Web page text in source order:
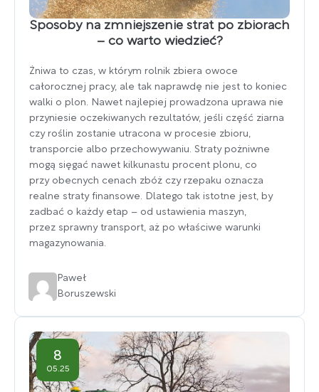
Sposoby na zmniejszenie strat po zbiorach
– co warto wiedzieć?
Żniwa to czas, w którym rolnik zbiera owoce
całorocznej pracy, ale tak naprawdę nie jest to koniec
walki o plon. Nawet najlepiej prowadzona uprawa nie
przyniesie oczekiwanych rezultatów, jeśli część ziarna
czy roślin zostanie utracona w procesie zbioru,
transporcie albo przechowywaniu. Straty pożniwne
mogą sięgać nawet kilkunastu procent plonu, co
przy obecnych cenach zbóż czy rzepaku oznacza
realne straty finansowe. Dlatego tak istotne jest, by
zadbać o każdy etap – od ustawienia maszyn,
przez sprawny transport, aż po właściwe warunki
magazynowania.
Paweł
Boruszewski
8
05.25